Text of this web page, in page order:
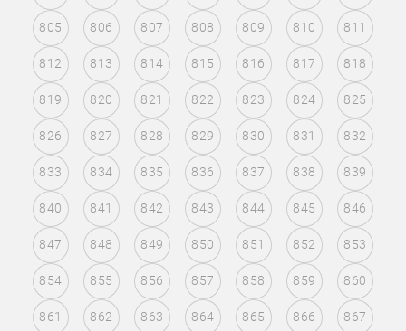
805 806 807 808 809 810 811
812 813 814 815 816 817 818
819 820 821 822 823 824 825
826 827 828 829 830 831 832
833 834 835 836 837 838 839
840 841 842 843 844 845 846
847 848 849 850 851 852 853
854 855 856 857 858 859 860
861 862 863 864 865 866 867